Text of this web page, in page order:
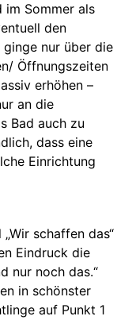
im Sommer als
den
nur über die
Öffnungszeiten
erhöhen –
an die
Bad auch zu
dass eine
Einrichtung
schaffen das“
Eindruck die
nur noch das.“
in schönster
auf Punkt 1